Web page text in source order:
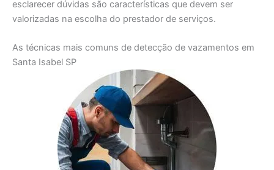
esclarecer dúvidas são características que devem ser
valorizadas na escolha do prestador de serviços.
As técnicas mais comuns de detecção de vazamentos em
Santa Isabel SP